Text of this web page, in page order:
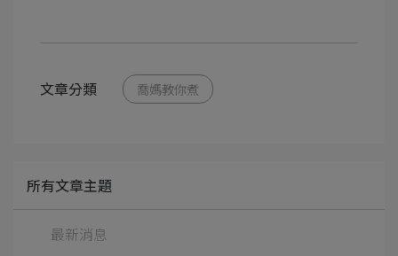
文章分類 喬媽教你煮
所有文章主題
最新消息